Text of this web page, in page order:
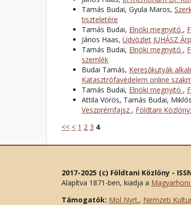
Tamás Budai, Gyula Maros,
tiszteletére
Tamás Budai, Elnöki megnyitó ,
János Haas, Üdvözlet JUHÁSZ
Tamás Budai, Elnöki megnyitó ,
szemlék
Budai Tamás, Keresőkutyák
Katasztrófavédelem online
Tamás Budai, Elnöki megnyitó ,
Attila Vörös, Tamás Budai,
Veszprémfajsz , Földtani
<< < 1 2 3 4
2017-2025 (c) Földtani Közlöny -
Alapítva 1871-ben, kiadja a
Támogatók: Mol Nyrt., Nemzeti